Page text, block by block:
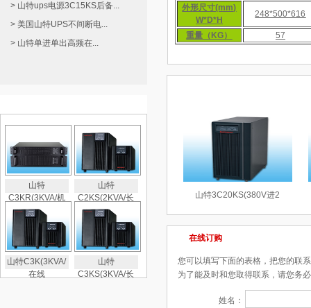
> 山特ups电源3C15KS后备...
> 美国山特UPS不间断电...
> 山特单进单出高频在...
山特
C3KR(3KVA/机
山特
C2KS(2KVA/长
山特C3K(3KVA/
在线
山特
C3KS(3KVA/长
外形尺寸(mm)
W*D*H
248*500*616
重量（KG） 57
山特3C20KS(380V进2
在线订购
您可以填写下面的表格，把您的联
为了能及时和您取得联系，请您务
姓名：